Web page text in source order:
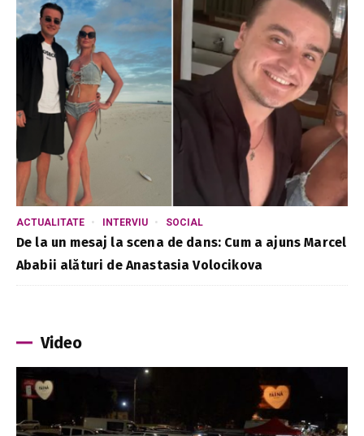
ACTUALITATE INTERVIU SOCIAL
De la un mesaj la scena de dans: Cum a ajuns Marcel
Ababii alături de Anastasia Volocikova
Video